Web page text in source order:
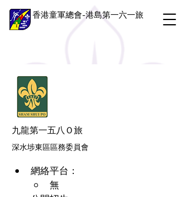
香港童軍總會-港島第一六一旅
九龍第一五八Ｏ旅
深水埗東區區務委員會
網絡平台：
無